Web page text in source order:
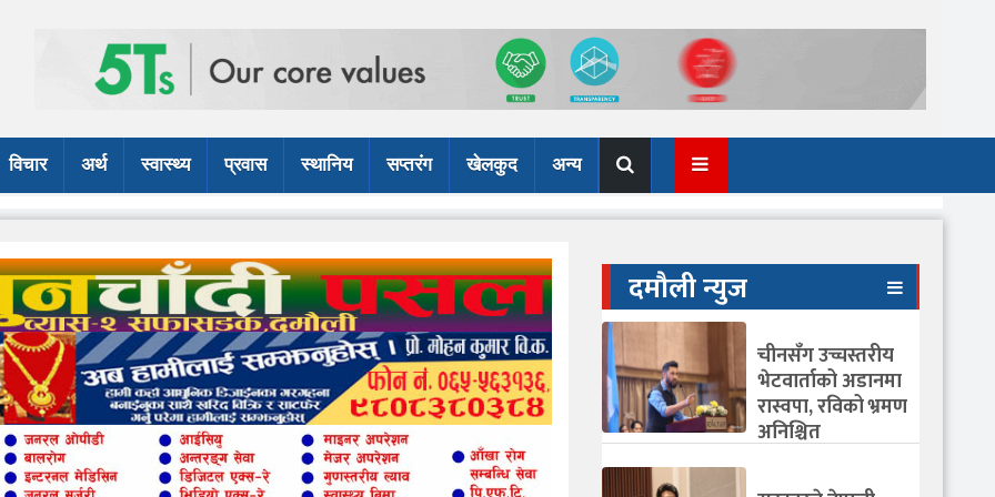
विचार अर्थ स्वास्थ्य प्रवास स्थानिय सप्तरंग खेलकुद अन्य
दमौली न्युज
चीनसँग उच्चस्तरीय
भेटवार्ताको अडानमा
रास्वपा, रविको भ्रमण
अनिश्चित